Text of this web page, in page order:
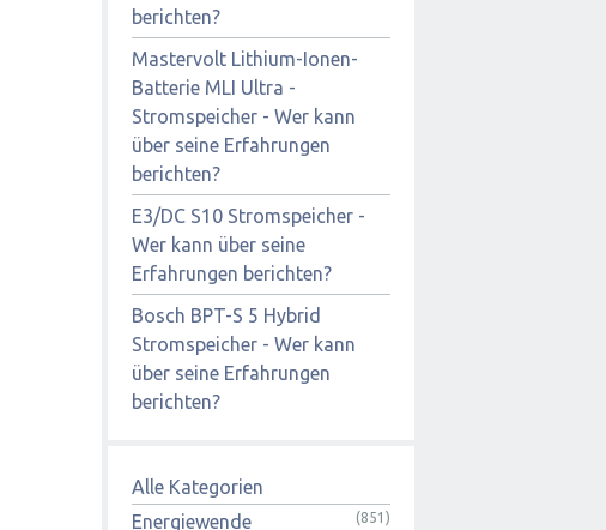
berichten?
Mastervolt Lithium-Ionen-
Batterie MLI Ultra -
Stromspeicher - Wer kann
über seine Erfahrungen
berichten?
E3/DC S10 Stromspeicher -
Wer kann über seine
Erfahrungen berichten?
Bosch BPT-S 5 Hybrid
Stromspeicher - Wer kann
über seine Erfahrungen
berichten?
Alle Kategorien
Energiewende
(851)